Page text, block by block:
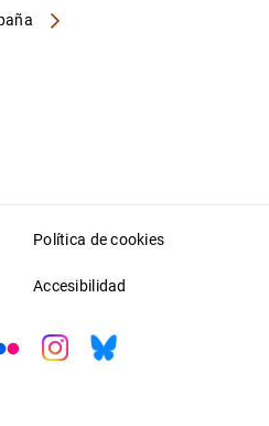
Política de cookies
Accesibilidad
Instagram
Bluesky